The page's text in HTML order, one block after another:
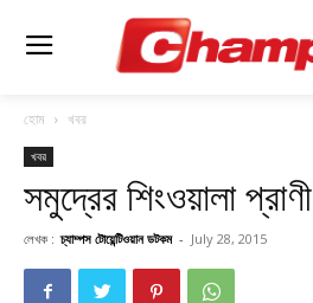
হোম খবর
খবর
সমুদ্রের শিংওয়ালা প্রাণী
লেখক : চ্যাম্পস টোয়েন্টিওয়ান ডটকম - July 28, 2015